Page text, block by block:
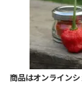
商品はオンライン